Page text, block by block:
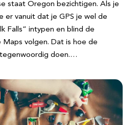
staat Oregon bezichtigen. Als je
er vanuit dat je GPS je wel de
Falls” intypen en blind de
Maps volgen. Dat is hoe de
doen.…